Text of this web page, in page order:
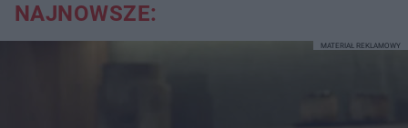
NAJNOWSZE:
MATERIAŁ REKLAMOWY